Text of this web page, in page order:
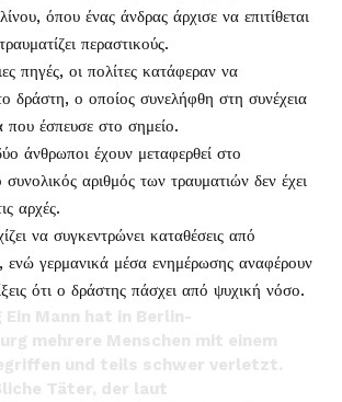
όπου ένας άνδρας άρχισε να επιτίθεται
περαστικούς.
πηγές, οι πολίτες κατάφεραν να
δράστη, ο οποίος συνελήφθη στη συνέχεια
που έσπευσε στο σημείο.
άνθρωποι έχουν μεταφερθεί στο
αριθμός των τραυματιών δεν έχει
αρχές.
να συγκεντρώνει καταθέσεις από
ενώ γερμανικά μέσα ενημέρωσης αναφέρουν
ότι ο δράστης πάσχει από ψυχική νόσο.
Ein Mann hat in Berlin-
mehrere Menschen mit einem
und teils schwer verletzt.
Täter, der laut